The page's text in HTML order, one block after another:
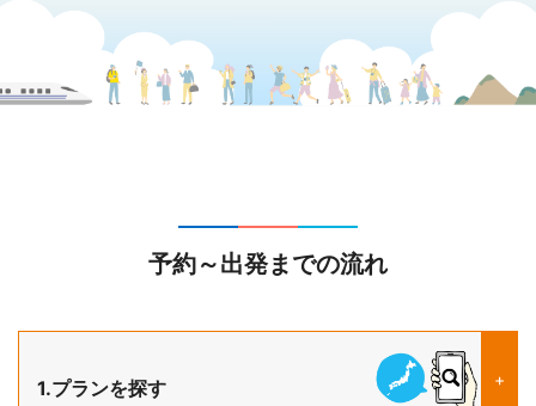
予約～出発までの流れ
1.プランを探す +